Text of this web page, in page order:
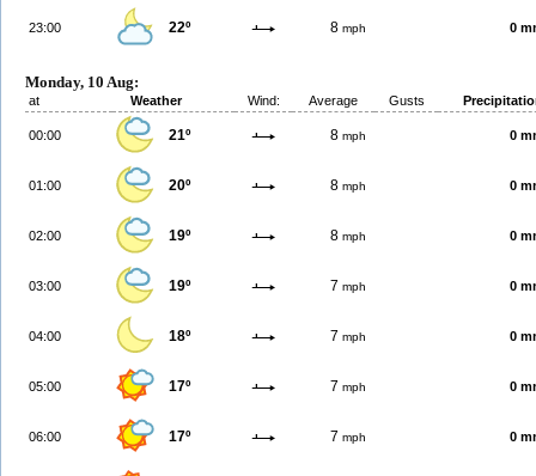
23:00 22º 8 mph 0
Monday, 10 Aug:
at Weather Wind: Average Gusts
00:00 21º 8 mph 0
01:00 20º 8 mph 0
02:00 19º 8 mph 0
03:00 19º 7 mph 0
04:00 18º 7 mph 0
05:00 17º 7 mph 0
06:00 17º 7 mph 0